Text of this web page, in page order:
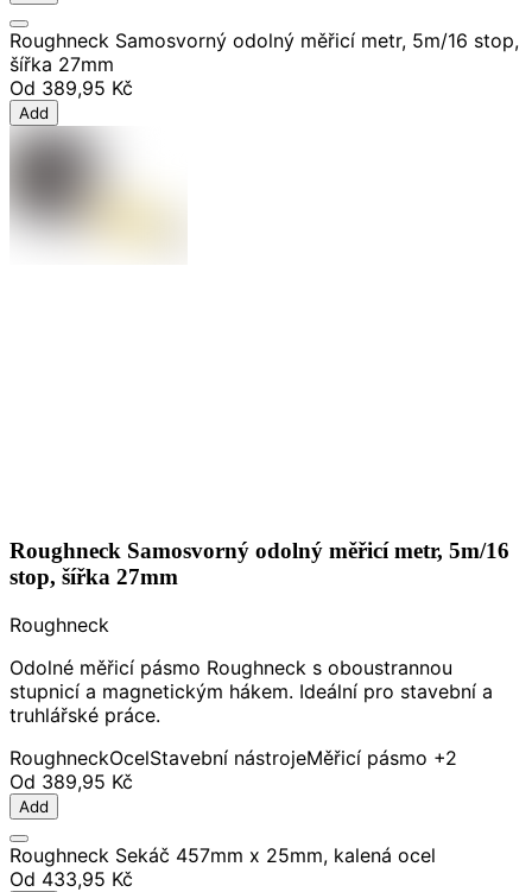
Roughneck Samosvorný odolný měřicí metr, 5m/16 stop,
šířka 27mm
Od 389,95 Kč
Add
Roughneck Samosvorný odolný měřicí metr, 5m/16
stop, šířka 27mm
Roughneck
Odolné měřicí pásmo Roughneck s oboustrannou
stupnicí a magnetickým hákem. Ideální pro stavební a
truhlářské práce.
RoughneckOcelStavební nástrojeMěřicí pásmo +2
Od 389,95 Kč
Add
Roughneck Sekáč 457mm x 25mm, kalená ocel
Od 433,95 Kč